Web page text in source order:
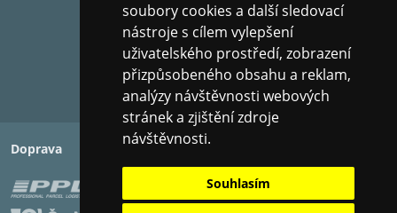
soubory cookies a další sledovací
nástroje s cílem vylepšení
uživatelského prostředí, zobrazení
přizpůsobeného obsahu a reklam,
analýzy návštěvnosti webových
stránek a zjištění zdroje
návštěvnosti.
Souhlasím
Doprava Platba